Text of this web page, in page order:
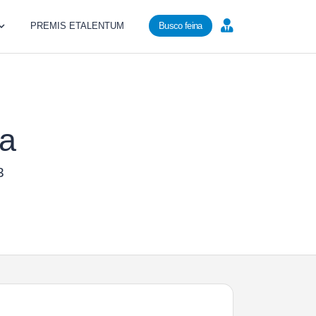
PREMIS ETALENTUM Busco feina